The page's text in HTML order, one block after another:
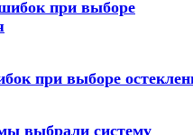
при выборе